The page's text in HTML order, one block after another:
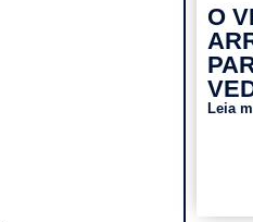
O
Leia